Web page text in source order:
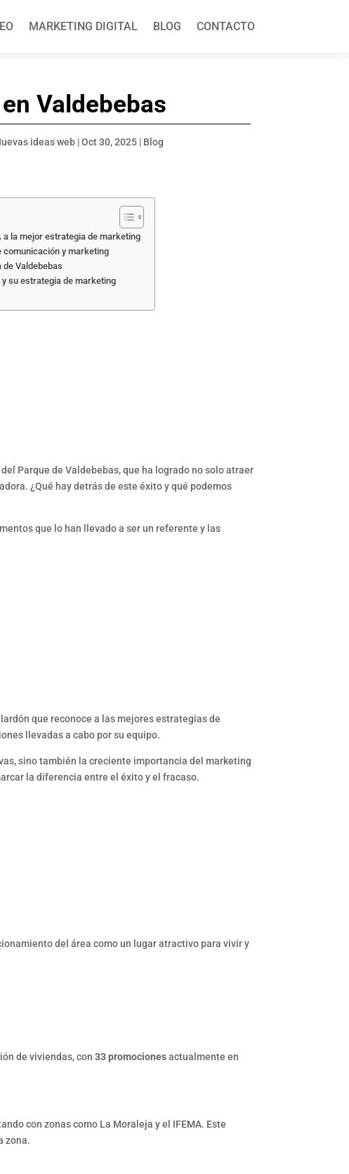
MARKETING DIGITAL BLOG CONTACTO
Valdebebas
ideas web|Oct 30, 2025| Blog
a la mejor estrategia de marketing
comunicación y marketing
Valdebebas
su estrategia de marketing
Parque de Valdebebas, que ha logrado no solo atraer
¿Qué hay detrás de este éxito y qué podemos
que lo han llevado a ser un referente y las
que reconoce a las mejores estrategias de
llevadas a cabo por su equipo.
sino también la creciente importancia del marketing
la diferencia entre el éxito y el fracaso.
del área como un lugar atractivo para vivir y
de viviendas, con33 promocionesactualmente en
con zonas como La Moraleja y el IFEMA. Este
zona.